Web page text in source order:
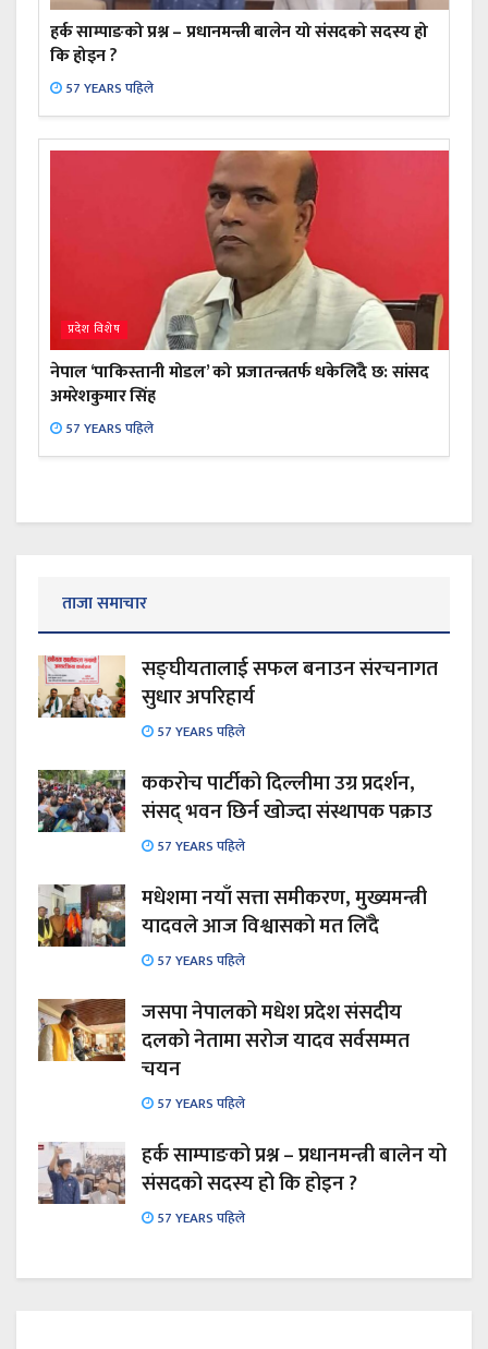
हर्क साम्पाङको प्रश्न – प्रधानमन्त्री बालेन यो संसदको सदस्य हो
कि होइन ?
57 YEARS पहिले
प्रदेश विशेष
नेपाल ‘पाकिस्तानी मोडल’ को प्रजातन्त्रतर्फ धकेलिँदै छ: सांसद
अमरेशकुमार सिंह
57 YEARS पहिले
ताजा समाचार
सङ्घीयतालाई सफल बनाउन संरचनागत
सुधार अपरिहार्य
57 YEARS पहिले
ककरोच पार्टीको दिल्लीमा उग्र प्रदर्शन,
संसद् भवन छिर्न खोज्दा संस्थापक पक्राउ
57 YEARS पहिले
मधेशमा नयाँ सत्ता समीकरण, मुख्यमन्त्री
यादवले आज विश्वासको मत लिँदै
57 YEARS पहिले
जसपा नेपालको मधेश प्रदेश संसदीय
दलको नेतामा सरोज यादव सर्वसम्मत
चयन
57 YEARS पहिले
हर्क साम्पाङको प्रश्न – प्रधानमन्त्री बालेन यो
संसदको सदस्य हो कि होइन ?
57 YEARS पहिले